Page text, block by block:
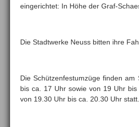
eingerichtet: In Höhe der Graf-
Die Stadtwerke Neuss bitten ihre
Die Schützenfestumzüge finden
bis ca. 17 Uhr sowie von 19 Uhr
von 19.30 Uhr bis ca. 20.30 Uhr statt.